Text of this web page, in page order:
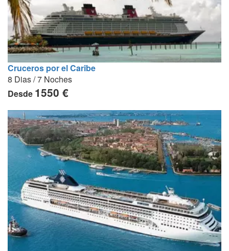
Cruceros por el Caribe
8 Dias / 7 Noches
Desde 1550 €